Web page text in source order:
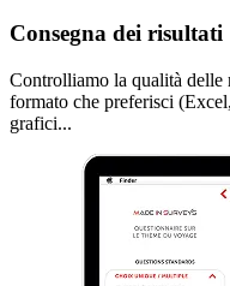
Consegna dei risultati
Controlliamo la qualità delle
formato che preferisci
grafici...